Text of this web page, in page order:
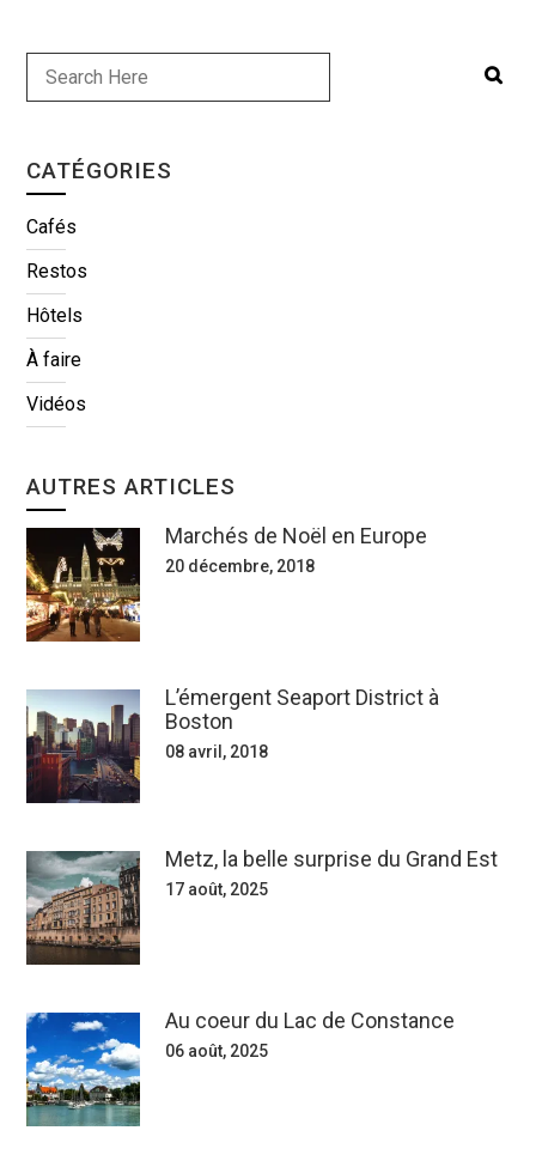
CATÉGORIES
Cafés
Restos
Hôtels
À faire
Vidéos
AUTRES ARTICLES
Marchés de Noël en Europe
20 décembre, 2018
L’émergent Seaport District à
Boston
08 avril, 2018
Metz, la belle surprise du Grand Est
17 août, 2025
Au coeur du Lac de Constance
06 août, 2025